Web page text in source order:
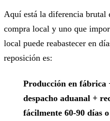
Aquí está la diferencia brutal
compra local y uno que
local puede reabastecer en
reposición es:
Producción en
despacho aduanal +
fácilmente 60-90 días